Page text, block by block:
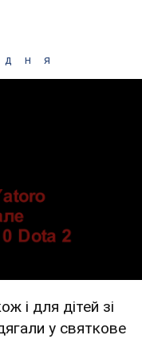
Video
і для дітей зі
у святкове